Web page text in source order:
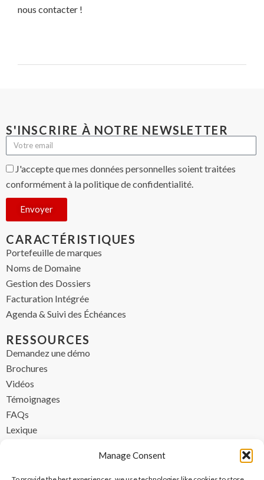
Manage Consent
nous contacter !
CARACTÉRISTIQUES
Portefeuille de marques
Noms de Domaine
Gestion des Dossiers
Facturation Intégrée
Agenda & Suivi des Échéances
S'INSCRIRE À NOTRE NEWSLETTER
J'accepte que mes données personnelles soient traitées
conformément à la politique de confidentialité.
Envoyer
RESSOURCES
Demandez une démo
Brochures
Vidéos
Témoignages
FAQs
Lexique